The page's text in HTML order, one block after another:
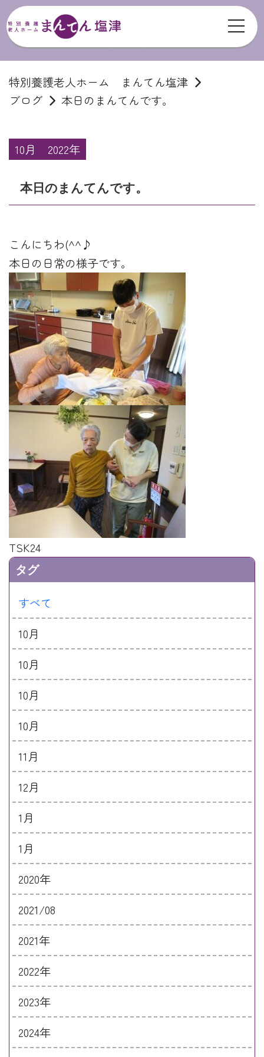
特別養護老人ホーム まんてん塩津
ブログ
本日のまんてんです。
10月 2022年
本日のまんてんです。
こんにちわ(^^♪
本日の日常の様子です。
TSK24
タグ
すべて
10月
10月
10月
10月
11月
12月
1月
1月
2020年
2021/08
2021年
2022年
2023年
2024年